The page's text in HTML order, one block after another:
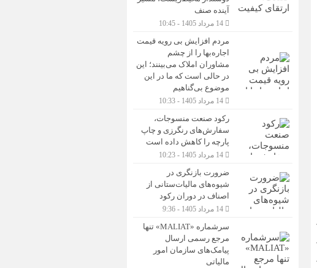
آینده صنف
مردم افزایش بی رویه قیمت
اجاره‌بها را از چشم
مشاوران املاک می‌بینند؛ این
در حالی است که ما در این
موضوع بی‌گناهیم
رکود صنعت منسوجات،
سفارش‌های رنگرزی و چاپ
پارچه را کاهش داده است
ضرورت بازنگری در
شیوه‌های مالیات‌ستانی از
اصناف در دوران رکود
سرشماره «MALIAT» تنها
مرجع رسمی ارسال
پیامک‌های سازمان امور
مالیاتی